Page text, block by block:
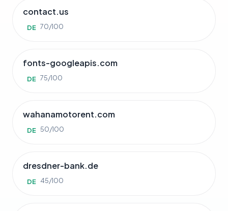
contact.us
DE 70/100
fonts-googleapis.com
DE 75/100
wahanamotorent.com
DE 50/100
dresdner-bank.de
DE 45/100